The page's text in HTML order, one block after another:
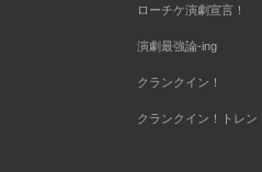
ローチケ演劇宣言！
演劇最強論-ing
クランクイン！
クランクイン！トレン